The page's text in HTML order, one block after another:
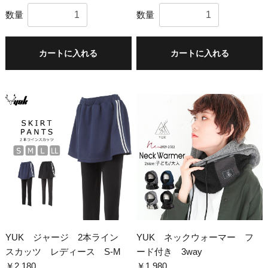
数量
カートに入れる
数量
カートに入れる
YUK ジャージ 2本ライン
スカッツ レディース S-M
YUK ネックウォーマー フ
ード付き 3way